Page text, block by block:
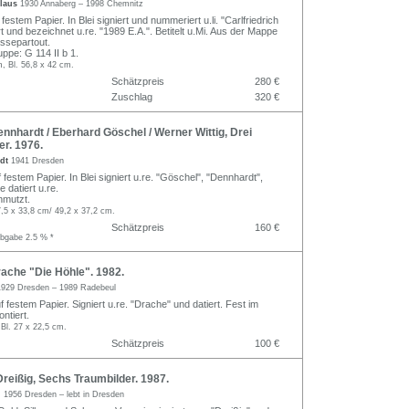
1930 Annaberg – 1998 Chemnitz
Papier. In Blei signiert und nummeriert u.li. "Carlfriedrich
und bezeichnet u.re. "1989 E.A.". Betitelt u.Mi. Aus der Mappe
G 114 II b 1.
Bl. 56,8 x 42 cm.
Schätzpreis
280 €
Zuschlag
320 €
/ Eberhard Göschel / Werner Wittig, Drei
1976.
1941 Dresden
festem Papier. In Blei signiert u.re. "Göschel", "Dennhardt",
datiert u.re.
x 33,8 cm/ 49,2 x 37,2 cm.
Schätzpreis 160 €
2.5 % *
"Die Höhle". 1982.
Dresden – 1989 Radebeul
festem Papier. Signiert u.re. "Drache" und datiert. Fest im
27 x 22,5 cm.
Schätzpreis 100 €
Sechs Traumbilder. 1987.
1956 Dresden – lebt in Dresden